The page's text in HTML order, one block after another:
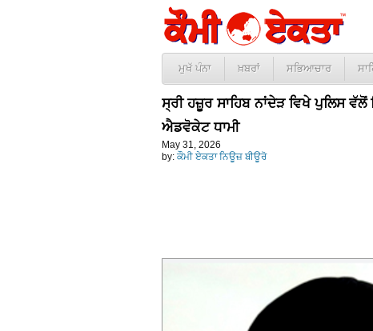
ਮੁਖੱ ਪੰਨਾ ਖ਼ਬਰਾਂ ਸਭਿਆਚਾਰ
ਸ੍ਰੀ ਹਜ਼ੂਰ ਸਾਹਿਬ ਨਾਂਦੇੜ ਵਿਖੇ ਪੁਲਿਸ
ਐਡਵੋਕੇਟ ਧਾਮੀ
May 31, 2026
by: ਕੌਮੀ ਏਕਤਾ ਨਿਊਜ਼ ਬੀਊਰੋ